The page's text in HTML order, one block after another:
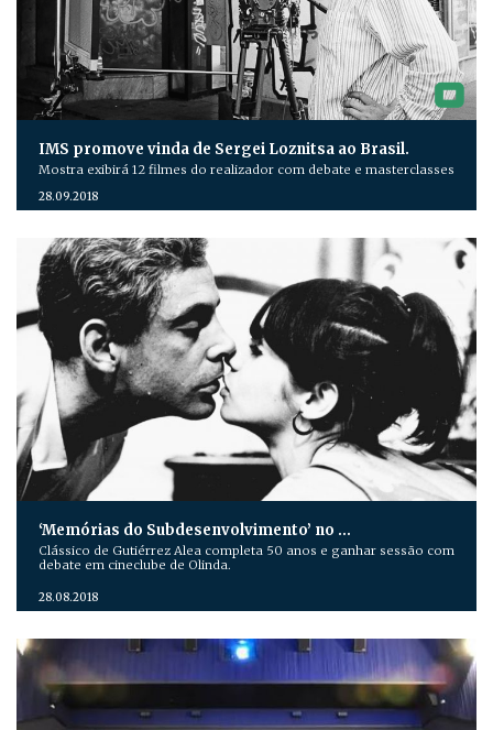
IMS promove vinda de Sergei Loznitsa ao Brasil.
Mostra exibirá 12 filmes do realizador com debate e masterclasses
28.09.2018
‘Memórias do Subdesenvolvimento’ no …
Clássico de Gutiérrez Alea completa 50 anos e ganhar sessão com
debate em cineclube de Olinda.
28.08.2018